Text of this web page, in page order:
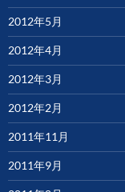
2012年5月
2012年4月
2012年3月
2012年2月
2011年11月
2011年9月